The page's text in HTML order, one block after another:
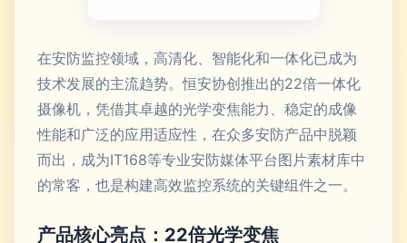
在安防监控领域，高清化、智能化和一体化已成为
技术发展的主流趋势。恒安协创推出的22倍一体化
摄像机，凭借其卓越的光学变焦能力、稳定的成像
性能和广泛的应用适应性，在众多安防产品中脱颖
而出，成为IT168等专业安防媒体平台图片素材库中
的常客，也是构建高效监控系统的关键组件之一。
产品核心亮点：22倍光学变焦